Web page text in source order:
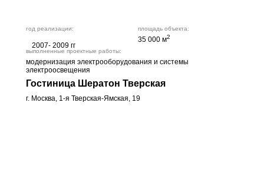
2007- 2009 гг
35 000 м2
модернизация электрооборудования и системы
электроосвещения
год реализации:
выполненные проектные работы:
площадь объекта:
Гостиница Шератон Тверская
г. Москва, 1-я Тверская-Ямская, 19